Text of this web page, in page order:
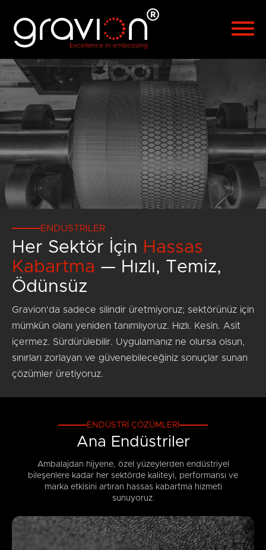
Hrvatski
العربية 漢語
ENDÜSTRILER
Her Sektör İçin Hassas
Kabartma — Hızlı, Temiz,
Ödünsüz
Gravion'da sadece silindir üretmiyoruz; sektörünüz için
mümkün olanı yeniden tanımlıyoruz. Hızlı. Kesin. Asit
içermez. Sürdürülebilir. Uygulamanız ne olursa olsun,
sınırları zorlayan ve güvenebileceğiniz sonuçlar sunan
çözümler üretiyoruz.
ENDÜSTRI ÇÖZÜMLERI
Ana Endüstriler
Ambalajdan hijyene, özel yüzeylerden endüstriyel
bileşenlere kadar her sektörde kaliteyi, performansı ve
marka etkisini artıran hassas kabartma hizmeti
sunuyoruz.